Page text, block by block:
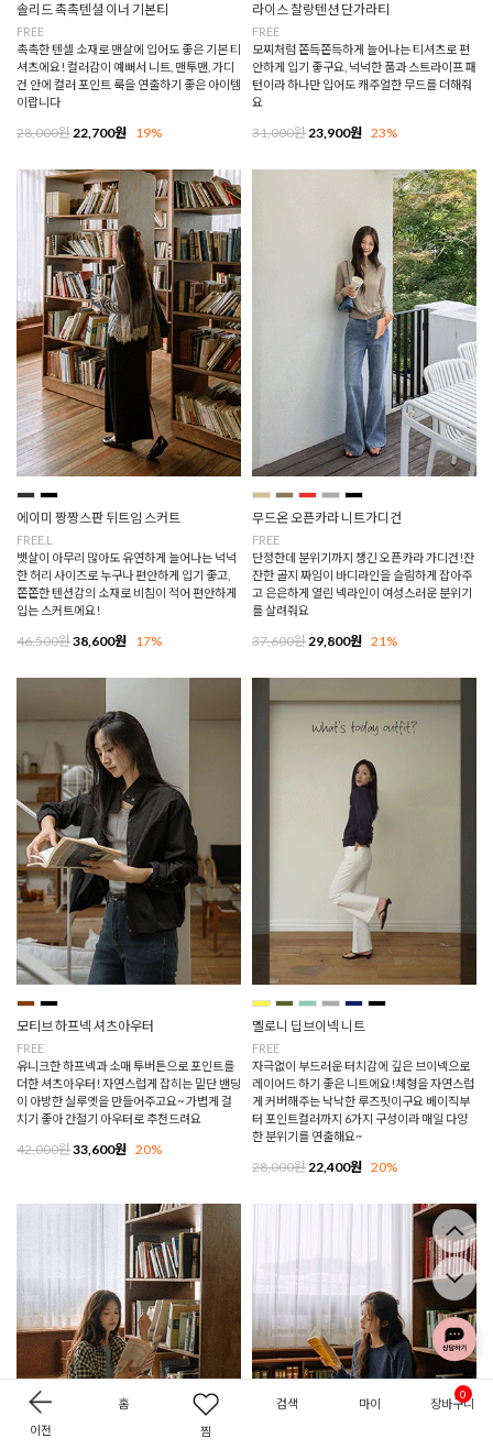
이전
홈
찜
검색 마이 장바구니
0
솔리드 촉촉텐셜 이너 기본티
FREE
촉촉한 텐셀 소재로 맨살에 입어도 좋은 기본 티
셔츠에요! 컬러감이 예뻐서 니트, 맨투맨, 가디
건 안에 컬러 포인트 룩을 연출하기 좋은 아이템
이랍니다
28,000원22,700원 19%
라이스 찰랑텐션 단가라티
FREE
모찌처럼 쫀득쫀득하게 늘어나는 티셔츠로 편
안하게 입기 좋구요, 넉넉한 품과 스트라이프 패
턴이라 하나만 입어도 캐주얼한 무드를 더해줘
요
31,000원23,900원 23%
에이미 짱짱스판 뒤트임 스커트
FREE,L
뱃살이 아무리 많아도 유연하게 늘어나는 넉넉
한 허리 사이즈로 누구나 편안하게 입기 좋고,
쫀쫀한 텐션감의 소재로 비침이 적어 편안하게
입는 스커트에요!
46,500원38,600원 17%
무드온 오픈카라 니트가디건
FREE
단정한데 분위기까지 챙긴 오픈카라 가디건!잔
잔한 골지 짜임이 바디라인을 슬림하게 잡아주
고 은은하게 열린 넥라인이 여성스러운 분위기
를 살려줘요
37,600원 29,800원 21%
모티브 하프넥 셔츠아우터
FREE
유니크한 하프넥과 소매 투버튼으로 포인트를
더한 셔츠아우터! 자연스럽게 잡히는 밑단 밴딩
이 아방한 실루엣을 만들어주고요~ 가볍게 걸
치기 좋아 간절기 아우터로 추천드려요
42,000원33,600원 20%
멜로니 딥브이넥 니트
FREE
자극없이 부드러운 터치감에 깊은 브이넥으로
레이어드 하기 좋은 니트에요!체형을 자연스럽
게 커버해주는 낙낙한 루즈핏이구요 베이직부
터 포인트컬러까지 6가지 구성이라 매일 다양
한 분위기를 연출해요~
28,000원 22,400원 20%